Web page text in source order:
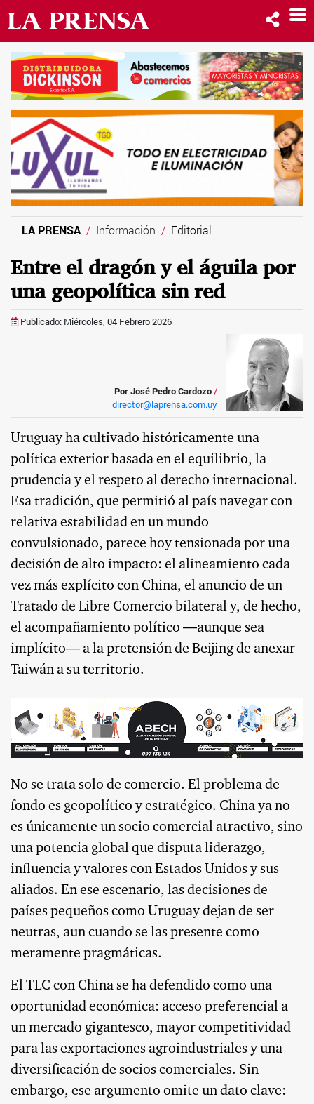
LA PRENSA Información Editorial
Entre el dragón y el águila por
una geopolítica sin red
Publicado: Miércoles, 04 Febrero 2026
Por José Pedro Cardozo /
director@laprensa.com.uy
Uruguay ha cultivado históricamente una
política exterior basada en el equilibrio, la
prudencia y el respeto al derecho internacional.
Esa tradición, que permitió al país navegar con
relativa estabilidad en un mundo
convulsionado, parece hoy tensionada por una
decisión de alto impacto: el alineamiento cada
vez más explícito con China, el anuncio de un
Tratado de Libre Comercio bilateral y, de hecho,
el acompañamiento político —aunque sea
implícito— a la pretensión de Beijing de anexar
Taiwán a su territorio.
No se trata solo de comercio. El problema de
fondo es geopolítico y estratégico. China ya no
es únicamente un socio comercial atractivo, sino
una potencia global que disputa liderazgo,
influencia y valores con Estados Unidos y sus
aliados. En ese escenario, las decisiones de
países pequeños como Uruguay dejan de ser
neutras, aun cuando se las presente como
meramente pragmáticas.
El TLC con China se ha defendido como una
oportunidad económica: acceso preferencial a
un mercado gigantesco, mayor competitividad
para las exportaciones agroindustriales y una
diversificación de socios comerciales. Sin
embargo, ese argumento omite un dato clave: